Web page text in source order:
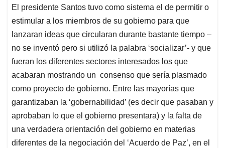
El presidente Santos tuvo como sistema el de permitir o
estimular a los miembros de su gobierno para que
lanzaran ideas que circularan durante bastante tiempo –
no se inventó pero si utilizó la palabra ‘socializar’- y que
fueran los diferentes sectores interesados los que
acabaran mostrando un consenso que sería plasmado
como proyecto de gobierno. Entre las mayorías que
garantizaban la ‘gobernabilidad’ (es decir que pasaban y
aprobaban lo que el gobierno presentara) y la falta de
una verdadera orientación del gobierno en materias
diferentes de la negociación del ‘Acuerdo de Paz’, en el